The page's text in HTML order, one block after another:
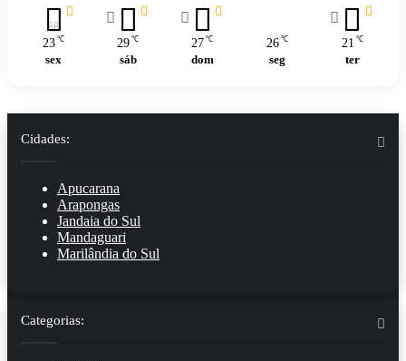
23 ℃
sex
29 ℃
sáb
27 ℃
dom
26 ℃
seg
21 ℃
ter
Cidades:
Apucarana
Arapongas
Jandaia do Sul
Mandaguari
Marilândia do Sul
Categorias: